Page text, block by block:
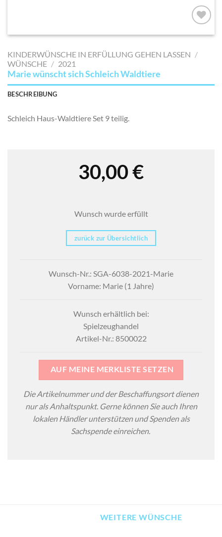
AUF MEINE
SETZEN
KINDERWÜNSCHE IN ERFÜLLUNG GEHEN LASSEN /
WÜNSCHE / 2021
Marie wünscht sich Schleich Waldtiere
BESCHREIBUNG
Schleich Haus-Waldtiere Set 9 teilig.
30,00€
Wunsch wurde erfüllt
zurück zur Übersichtlich
Wunsch-Nr.: SGA-6038-2021-Marie
Vorname: Marie (1 Jahre)
Wunsch erhältlich bei:
Spielzeughandel
Artikel-Nr.: 8500022
AUF MEINE MERKLISTE SETZEN
Die Artikelnummer und der Beschaffungsort dienen
nur als Anhaltspunkt. Gerne können Sie auch Ihren
lokalen Händler unterstützen und Spenden als
Sachspende einreichen.
WEITERE WÜNSCHE